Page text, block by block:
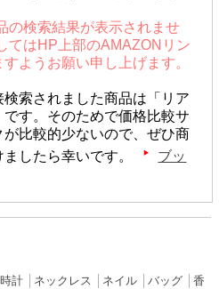
の検索結果が表示されませ
てはHP上部のAMAZONリン
ようお願い申し上げます。
索されました商品は「リア
す。そのためで価格比較サ
比較的少ないので、ぜひ商
したら幸いです。
ブッ
時計│ ネックレス ネイル│ バッグ│ 香